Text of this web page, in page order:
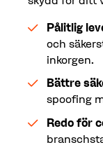
Pålitlig
och
inkorgen.
Bättre
spoofing
Redo för